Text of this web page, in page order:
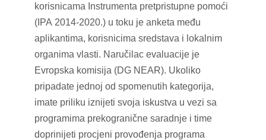
korisnicama Instrumenta pretpristupne pomoći
(IPA 2014-2020.) u toku je anketa među
aplikantima, korisnicima sredstava i lokalnim
organima vlasti. Naručilac evaluacije je
Evropska komisija (DG NEAR). Ukoliko
pripadate jednoj od spomenutih kategorija,
imate priliku iznijeti svoja iskustva u vezi sa
programima prekogranične saradnje i time
doprinijeti procjeni provođenja programa